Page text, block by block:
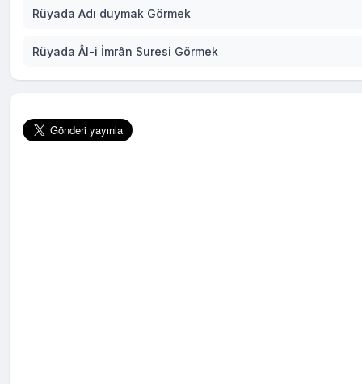
Rüyada Adı duymak Görmek
Rüyada Âl-i İmrân Suresi Görmek